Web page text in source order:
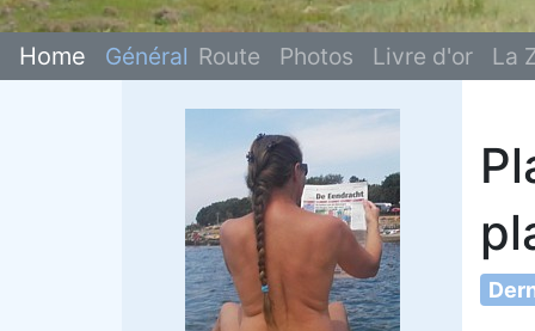
Home Général Route Photos Livre d'or La